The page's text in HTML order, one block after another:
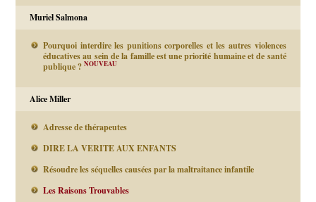
Muriel Salmona
Pourquoi interdire les punitions corporelles et les autres violences
éducatives au sein de la famille est une priorité humaine et de santé
publique ?NOUVEAU
Alice Miller
Adresse de thérapeutes
DIRE LA VERITE AUX ENFANTS
Résoudre les séquelles causées par la maltraitance infantile
Les Raisons Trouvables